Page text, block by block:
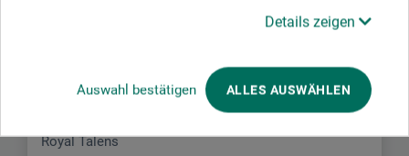
Details zeigen
Auswahl bestätigen ALLES AUSWÄHLEN
Hersteller-Kontakt
Hier finden Sie die Kontaktdaten des Herstellers zu
diesem Produkt.
Royal Talens